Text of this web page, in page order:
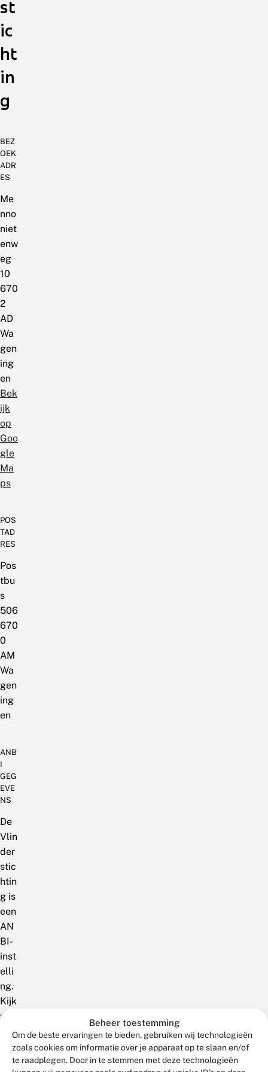
Beheer toestemming
Om de beste ervaringen te bieden, gebruiken wij technologieën
zoals cookies om informatie over je apparaat op te slaan en/of
te raadplegen. Door in te stemmen met deze technologieën
st
ic
ht
in
g
BEZ
OEK
ADR
ES
Me
nno
niet
enw
eg
10
670
2
AD
Wa
gen
ing
en
Bek
ijk
op
Goo
gle
Ma
ps
POS
TAD
RES
Pos
tbu
s
506
670
0
AM
Wa
gen
ing
en
ANB
I
GEG
EVE
NS
De
Vlin
der
stic
htin
g is
een
AN
BI-
inst
elli
ng.
Kijk
voo
me